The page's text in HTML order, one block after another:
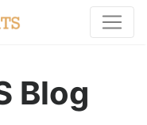
Blog